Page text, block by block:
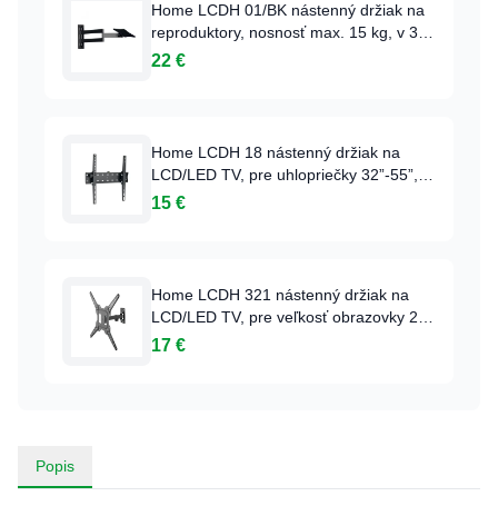
Home LCDH 01/BK nástenný držiak na
reproduktory, nosnosť max. 15 kg, v 3
bodoch otočné rameno, konštrukcia z
22 €
Home LCDH 18 nástenný držiak na
LCD/LED TV, pre uhlopriečky 32”-55”,
nosnosť max. 40 kg, sklopný,
15 €
Home LCDH 321 nástenný držiak na
LCD/LED TV, pre veľkosť obrazovky 23”
- 55”, nosnosť max. 30 kg, plne
17 €
Popis